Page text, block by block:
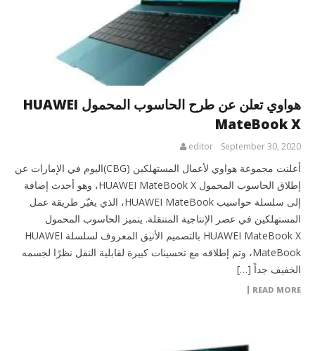
هواوي تعلن عن طرح الحاسوب المحمول HUAWEI
MateBook X
September 30, 2020
editor
أعلنت مجموعة هواوي لأعمال المستهلكين (CBG)اليوم في الإمارات عن
إطلاق الحاسوب المحمول HUAWEI MateBook X، وهو أحدث إضافة
إلى سلسلة حواسيب HUAWEI MateBook، الذي يغيّر طريقة عمل
المستهلكين في عصر الإنتاجية المتنقلة. يتميز الحاسوب المحمول
HUAWEI MateBook X بالتصميم الأنيق المعروف لسلسلة HUAWEI
MateBook، وتم إطلاقه مع تحسينات كبيرة لقابلية النقل نظرًا لجسمه
الخفيف جداً […]
READ MORE